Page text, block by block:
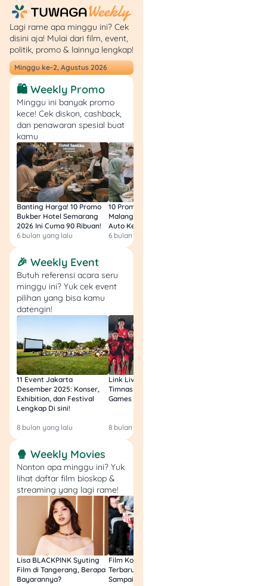
lengkap (chat,feed,
video call,
pembayaran digital),
cocok buat yang
suka aplikasi
Kekurangan: Ukuran
aplikasi besar, dan
beberapa fitur
sosialnya lebih aktif
di negara tertentu
seperti China.
6. IMO
Kalau kamu cari aplikasi
video callgratis yang
hemat kuota, IMO layak
dicoba. Aplikasi ini diklaim
tetap bisa jalan di jaringan
2G atau 3G. Jadi, pas
banget buat kamu yang
sering berada di area
dengan sinyal terbatas.
IMO mendukungvideo call,
voice call, danchatting
lintas platform. Tersedia di
Android maupun iOS
dengan ukuran normal 78
MB dan versilite
kuota, bisa jalan di
koneksi lambat,
ukuran aplikasi
ringan.
Kekurangan
Tampilan UI/UX-nya
sederhana banget,
kurang fitur hiburan
seperti filter atau
game.
Lagi rame apa minggu ini? Cek
disini aja! Mulai dari film, event,
politik, promo & lainnya lengkap!
Minggu ke-2, Agustus 2026
🛍️ Weekly Promo
Minggu ini banyak promo
kece! Cek diskon, cashback,
dan penawaran spesial buat
kamu
Banting Harga! 10 Promo
Bukber Hotel Semarang
2026 Ini Cuma 90 Ribuan!
6 bulan yang lalu
10 Promo Bukber Hotel
Malang 2026: Start 75rb,
Auto Kenyang!
6 bulan yang lalu
🎉 Weekly Event
Butuh referensi acara seru
minggu ini? Yuk cek event
pilihan yang bisa kamu
datengin!
11 Event Jakarta
Desember 2025: Konser,
Exhibition, dan Festival
Lengkap Di sini!
8 bulan yang lalu
Link Live Streaming
Timnas vs Filipina SEA
Games Malam Ini, Gratis!
8 bulan yang lalu
🍿 Weekly Movies
Nonton apa minggu ini? Yuk
lihat daftar film bioskop &
streaming yang lagi rame!
Lisa BLACKPINK Syuting
Film di Tangerang, Berapa
Bayarannya?
Film Komedi Indonesia
Terbaru 2026, Siap Ngakak
Sampai Sakit Perut!